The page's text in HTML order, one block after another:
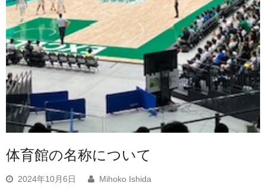
体育館の名称について
2024年10月6日
Mihoko Ishida